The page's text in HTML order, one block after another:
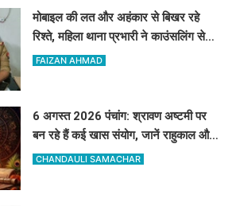
मोबाइल की लत और अहंकार से बिखर रहे
रिश्ते, महिला थाना प्रभारी ने काउंसलिंग से
97 जोड़ों की कराई गई सुलह
FAIZAN AHMAD
6 अगस्त 2026 पंचांग: श्रावण अष्टमी पर
बन रहे हैं कई खास संयोग, जानें राहुकाल और
अभिजीत मुहूर्त का सटीक समय
CHANDAULI SAMACHAR